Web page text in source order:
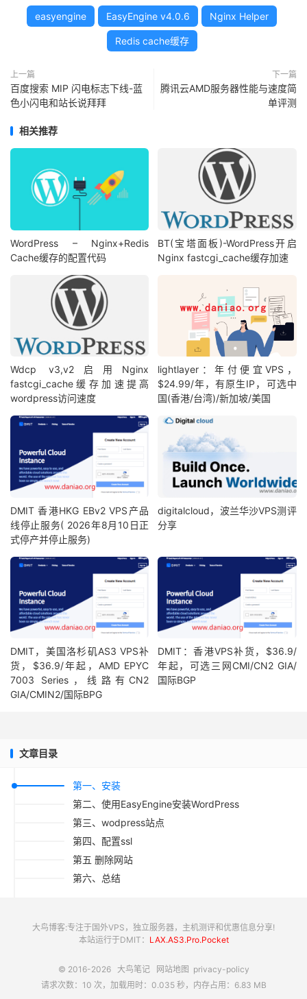
easyengine EasyEngine v4.0.6 Nginx Helper
Redis cache缓存
上一篇
百度搜索 MIP 闪电标志下线-蓝
色小闪电和站长说拜拜
下一篇
腾讯云AMD服务器性能与速度简
单评测
相关推荐
WordPress – Nginx+Redis
Cache缓存的配置代码
BT(宝塔面板)-WordPress开启
Nginx fastcgi_cache缓存加速
Wdcp v3,v2启用Nginx
fastcgi_cache缓存加速提高
wordpress访问速度
lightlayer：年付便宜VPS，
$24.99/年，有原生IP，可选中
国(香港/台湾)/新加坡/美国
DMIT 香港HKG EBv2 VPS产品
线停止服务( 2026年8月10日正
式停产并停止服务)
digitalcloud，波兰华沙VPS测评
分享
DMIT，美国洛杉矶AS3 VPS补
货，$36.9/年起，AMD EPYC
7003 Series，线路有CN2
GIA/CMIN2/国际BPG
DMIT：香港VPS补货，$36.9/
年起，可选三网CMI/CN2 GIA/
国际BGP
文章目录
第一、安装
第二、使用EasyEngine安装WordPress
第三、wodpress站点
第四、配置ssl
第五 删除网站
第六、总结
大鸟博客:专注于国外VPS，独立服务器，主机测评和优惠信息分享!
本站运行于DMIT： LAX.AS3.Pro.Pocket
© 2016-2026 大鸟笔记 网站地图 privacy-policy
请求次数：10 次，加载用时：0.035 秒，内存占用：6.83 MB